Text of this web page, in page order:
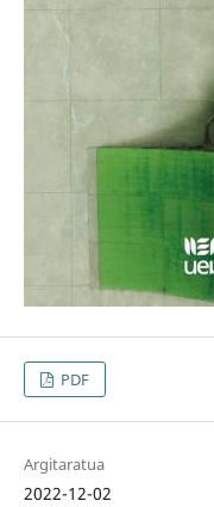
PDF
Argitaratua
2022-12-02